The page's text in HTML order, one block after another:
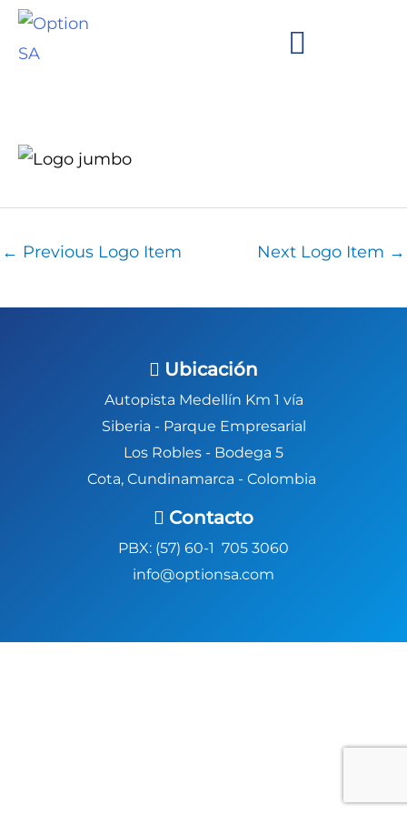
Skip
← Previous Logo Item Next Logo Item →
Ubicación
Autopista Medellín Km 1 vía
Siberia - Parque Empresarial
Los Robles - Bodega 5
Cota, Cundinamarca - Colombia
Contacto
PBX: (57) 60-1 705 3060
info@optionsa.com